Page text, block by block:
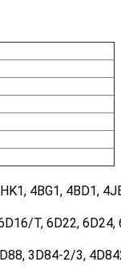
4BG1, 4BD1,
T, 6D22, 6D24,
3D84-2/3,